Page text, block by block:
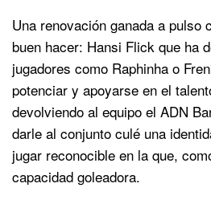
Una renovación ganada a pulso
buen hacer: Hansi Flick que ha
jugadores como Raphinha o
potenciar y apoyarse en el
devolviendo al equipo el ADN
darle al conjunto culé una
jugar reconocible en la que,
capacidad goleadora.